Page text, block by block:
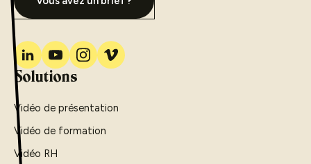
Solutions
Vidéo de présentation
Vidéo de formation
Vidéo RH